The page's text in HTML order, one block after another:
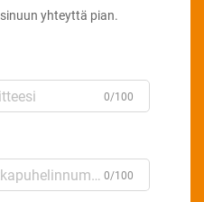
yhteyttä pian.
0/100
0/100